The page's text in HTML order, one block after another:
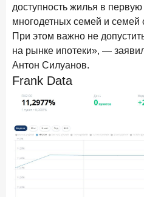
25 марта 2026 года
Ипотека. Итоги работы
в феврале 2026 года
18 марта 2026 года
Банки начали снижать
16 марта 2026 года
Frank RG объявила
2026 года
12 марта 2026 года
Банки ускорили работу с
доступность жилья в
многодетных семей и семей
При этом важно не
на рынке ипотеки», —
Антон Силуанов.
Frank Data